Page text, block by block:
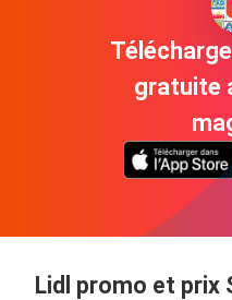
gratuite
Lidl promo et prix